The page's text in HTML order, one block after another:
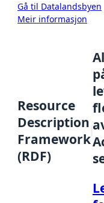
Gå til Datalandsbyen
Meir informasjon
Resource
Description
Framework
(RDF)